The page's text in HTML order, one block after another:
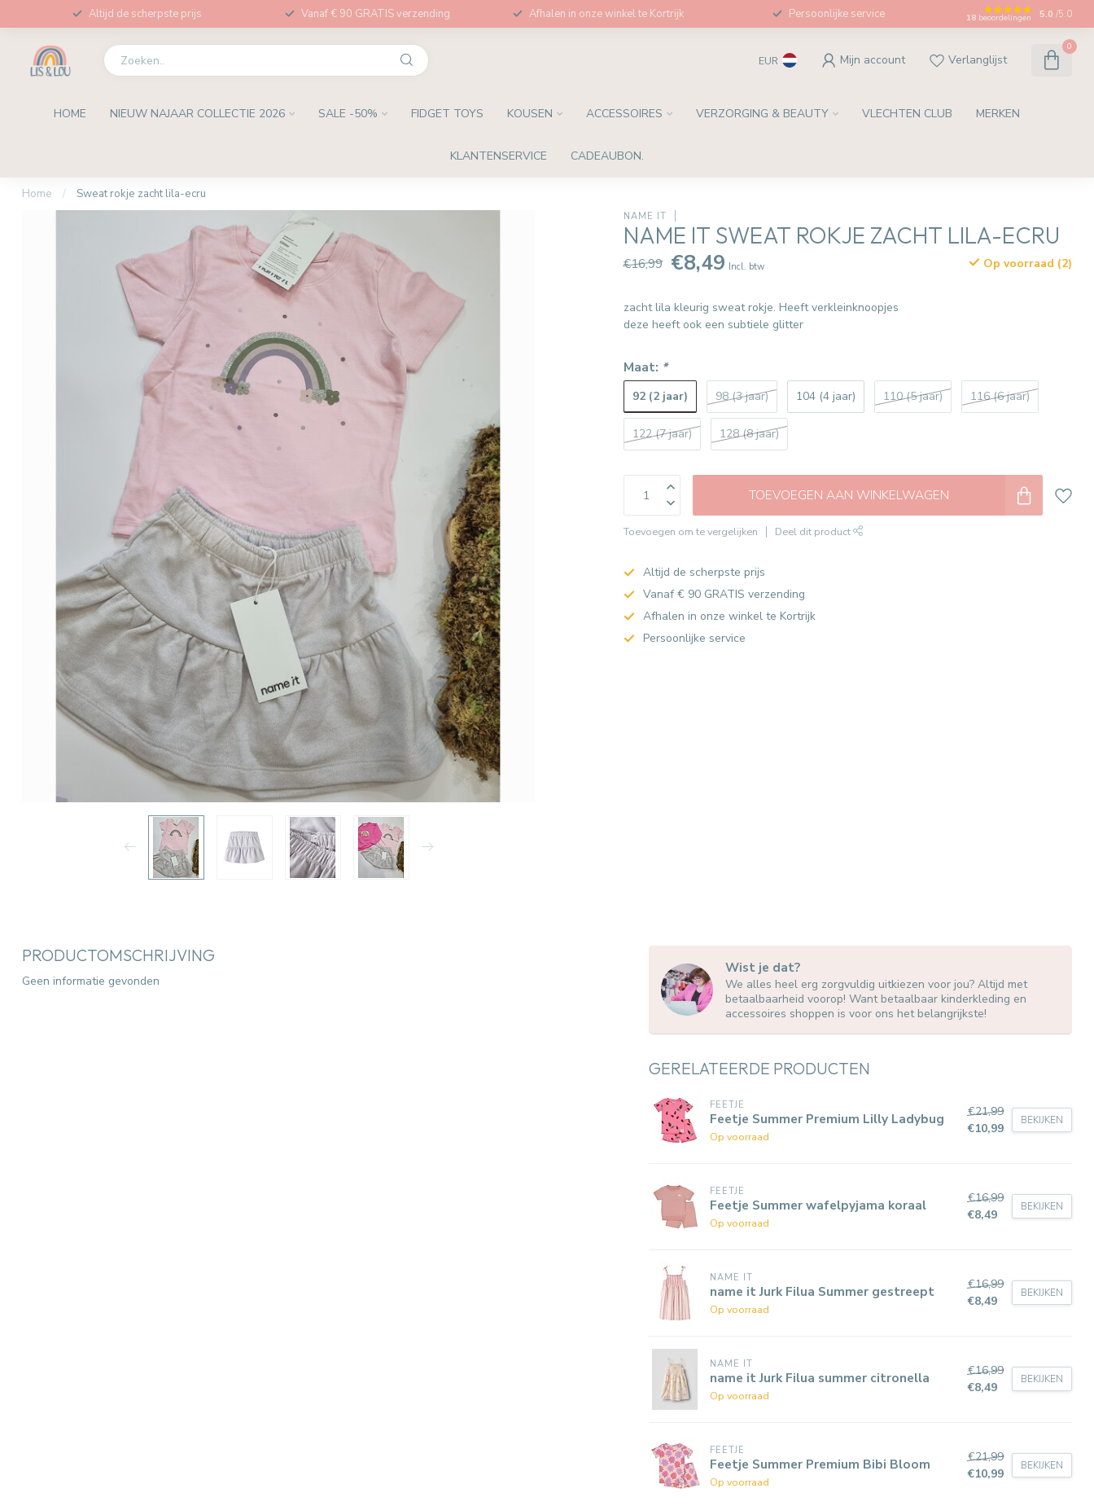
Altijd de scherpste prijs Vanaf € 90 GRATIS verzending Afhalen in onze winkel te Kortrijk Persoonlijke service 18 beoordelingen 5.0 /5.0
EUR Mijn account Verlanglijst
0
HOME NIEUW NAJAAR COLLECTIE 2026 SALE -50% FIDGET TOYS KOUSEN ACCESSOIRES VERZORGING & BEAUTY VLECHTEN CLUB MERKEN
KLANTENSERVICE CADEAUBON.
Home / Sweat rokje zacht lila-ecru
NAME IT
NAME IT SWEAT ROKJE ZACHT LILA-ECRU
€16,99 €8,49 Incl. btw Op voorraad (2)
zacht lila kleurig sweat rokje. Heeft verkleinknoopjes
deze heeft ook een subtiele glitter
Maat: *
92 (2 jaar) 98 (3 jaar) 104 (4 jaar) 110 (5 jaar) 116 (6 jaar)
122 (7 jaar) 128 (8 jaar)
TOEVOEGEN AAN WINKELWAGEN
Toevoegen om te vergelijken Deel dit product
Altijd de scherpste prijs
Vanaf € 90 GRATIS verzending
Afhalen in onze winkel te Kortrijk
Persoonlijke service
PRODUCTOMSCHRIJVING
Geen informatie gevonden
Wist je dat?
We alles heel erg zorgvuldig uitkiezen voor jou? Altijd met
betaalbaarheid voorop! Want betaalbaar kinderkleding en
accessoires shoppen is voor ons het belangrijkste!
GERELATEERDE PRODUCTEN
FEETJE
Feetje Summer Premium Lilly Ladybug
Op voorraad
€21,99
€10,99
BEKIJKEN
FEETJE
Feetje Summer wafelpyjama koraal
Op voorraad
€16,99
€8,49
BEKIJKEN
NAME IT
name it Jurk Filua Summer gestreept
Op voorraad
€16,99
€8,49
BEKIJKEN
NAME IT
name it Jurk Filua summer citronella
Op voorraad
€16,99
€8,49
BEKIJKEN
FEETJE
Feetje Summer Premium Bibi Bloom
Op voorraad
€21,99
€10,99
BEKIJKEN